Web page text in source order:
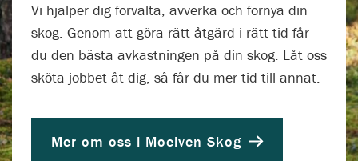
Vi hjälper dig förvalta, avverka och förnya din
skog. Genom att göra rätt åtgärd i rätt tid får
du den bästa avkastningen på din skog. Låt oss
sköta jobbet åt dig, så får du mer tid till annat.
Mer om oss i Moelven Skog